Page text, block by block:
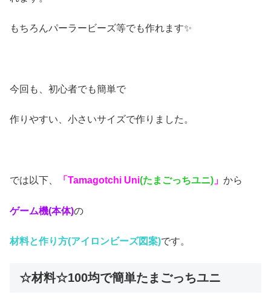
もちろんパーラービーズ等でも作れます✨
今回も、初心者でも簡単で
作りやすい、小さいサイズで作りました。
では以下、 「Tamagotchi Uni(たまごっちユニ) 」 から
ゲーム機(本体)の
材料と作り方(アイロンビーズ図案)です。
☆材料☆100均で簡単たまごっちユニ